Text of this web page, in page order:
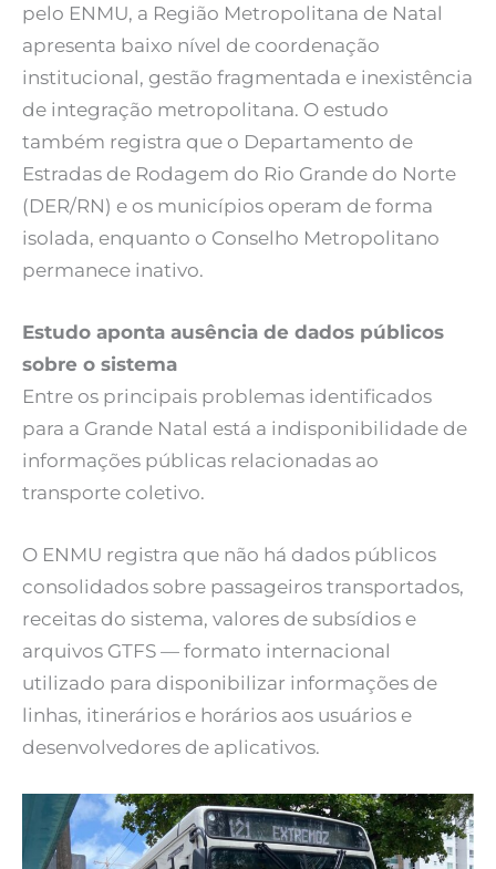
pelo ENMU, a Região Metropolitana de Natal
apresenta baixo nível de coordenação
institucional, gestão fragmentada e inexistência
de integração metropolitana. O estudo
também registra que o Departamento de
Estradas de Rodagem do Rio Grande do Norte
(DER/RN) e os municípios operam de forma
isolada, enquanto o Conselho Metropolitano
permanece inativo.
Estudo aponta ausência de dados públicos
sobre o sistema
Entre os principais problemas identificados
para a Grande Natal está a indisponibilidade de
informações públicas relacionadas ao
transporte coletivo.
O ENMU registra que não há dados públicos
consolidados sobre passageiros transportados,
receitas do sistema, valores de subsídios e
arquivos GTFS — formato internacional
utilizado para disponibilizar informações de
linhas, itinerários e horários aos usuários e
desenvolvedores de aplicativos.